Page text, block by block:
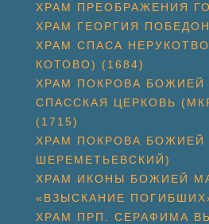
ХРАМ ПРЕОБРАЖЕНИЯ
ХРАМ ГЕОРГИЯ
ХРАМ СПАСА
КОТОВО) (1684)
ХРАМ ПОКРОВА БОЖИЕЙ
СПАССКАЯ ЦЕРКОВЬ
(1715)
ХРАМ ПОКРОВА БОЖИЕЙ
ШЕРЕМЕТЬЕВСКИЙ)
ХРАМ ИКОНЫ БОЖИЕЙ
«ВЗЫСКАНИЕ
ХРАМ ПРП. СЕРАФИМА